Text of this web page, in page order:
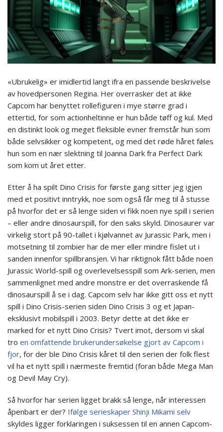
«Ubrukelig» er imidlertid langt ifra en passende beskrivelse
av hovedpersonen Regina. Her overrasker det at ikke
Capcom har benyttet rollefiguren i mye større grad i
ettertid, for som actionheltinne er hun både tøff og kul. Med
en distinkt look og meget fleksible evner fremstår hun som
både selvsikker og kompetent, og med det røde håret føles
hun som en nær slektning til Joanna Dark fra Perfect Dark
som kom ut året etter.
Etter å ha spilt Dino Crisis for første gang sitter jeg igjen
med et positivt inntrykk, noe som også får meg til å stusse
på hvorfor det er så lenge siden vi fikk noen nye spill i serien
– eller andre dinosaurspill, for den saks skyld. Dinosaurer var
virkelig stort på 90-tallet i kjølvannet av Jurassic Park, men i
motsetning til zombier har de mer eller mindre fislet ut i
sanden innenfor spillbransjen. Vi har riktignok fått både noen
Jurassic World-spill og overlevelsesspill som Ark-serien, men
sammenlignet med andre monstre er det overraskende få
dinosaurspill å se i dag. Capcom selv har ikke gitt oss et nytt
spill i Dino Crisis-serien siden Dino Crisis 3 og et Japan-
eksklusivt mobilspill i 2003. Betyr dette at det ikke er
marked for et nytt Dino Crisis? Tvert imot, dersom vi skal
tro en omfattende brukerundersøkelse gjort av Capcom i
fjor, for der ble Dino Crisis kåret til den serien der folk flest
vil ha et nytt spill i nærmeste fremtid (foran både Mega Man
og Devil May Cry).
Så hvorfor har serien ligget brakk så lenge, når interessen
åpenbart er der? Ifølge serieskaper Shinji Mikami selv
skyldes ligger forklaringen i suksessen til en annen Capcom-